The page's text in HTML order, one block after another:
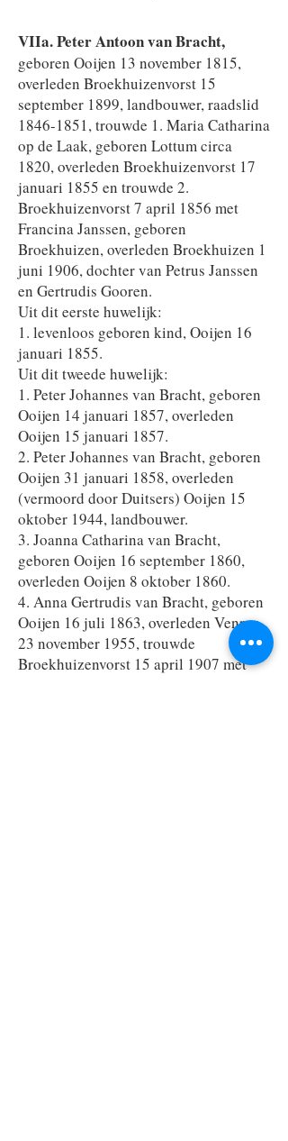
VIIa. Peter Antoon van Bracht,
geboren Ooijen 13 november 1815,
overleden Broekhuizenvorst 15
september 1899, landbouwer, raadslid
1846-1851, trouwde 1. Maria Catharina
op de Laak, geboren Lottum circa
1820, overleden Broekhuizenvorst 17
januari 1855 en trouwde 2.
Broekhuizenvorst 7 april 1856 met
Francina Janssen, geboren
Broekhuizen, overleden Broekhuizen 1
juni 1906, dochter van Petrus Janssen
en Gertrudis Gooren.
Uit dit eerste huwelijk:
1. levenloos geboren kind, Ooijen 16
januari 1855.
Uit dit tweede huwelijk:
1. Peter Johannes van Bracht, geboren
Ooijen 14 januari 1857, overleden
Ooijen 15 januari 1857.
2. Peter Johannes van Bracht, geboren
Ooijen 31 januari 1858, overleden
(vermoord door Duitsers) Ooijen 15
oktober 1944, landbouwer.
3. Joanna Catharina van Bracht,
geboren Ooijen 16 september 1860,
overleden Ooijen 8 oktober 1860.
4. Anna Gertrudis van Bracht, geboren
Ooijen 16 juli 1863, overleden Venray
23 november 1955, trouwde
Broekhuizenvorst 15 april 1907 met